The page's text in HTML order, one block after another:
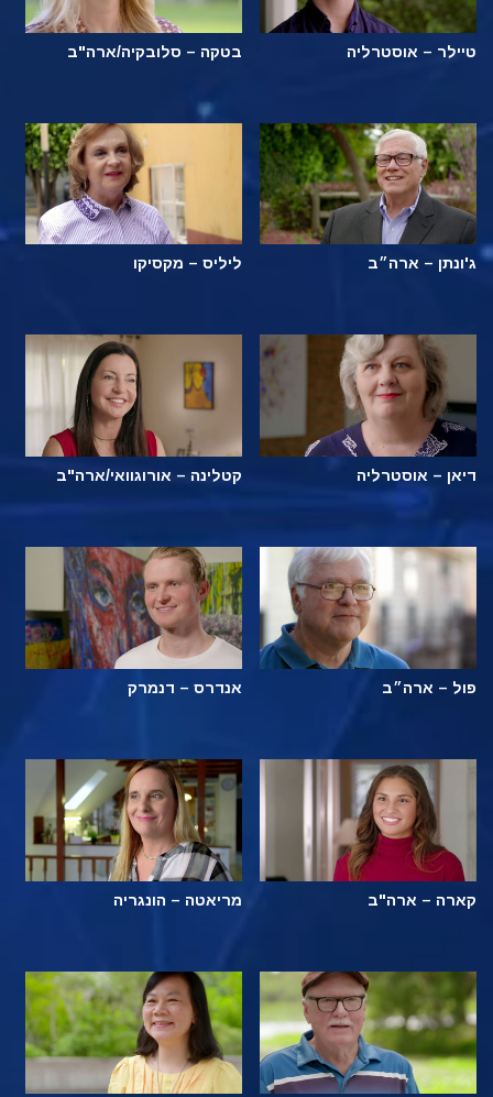
טיילר – אוסטרליה בטקה – סלובקיה/ארה"ב
ג'ונתן – ארה״ב ליליס – מקסיקו
דיאן – אוסטרליה קטלינה – אורוגוואי/ארה"ב
פול – ארה״ב אנדרס – דנמרק
קארה – ארה"ב מריאטה – הונגריה